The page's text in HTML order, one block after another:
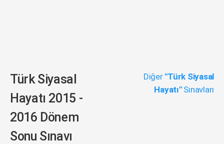
Türk Siyasal
Hayatı 2015 -
2016 Dönem
Sonu Sınavı
Diğer "Türk Siyasal
Hayatı"Sınavları